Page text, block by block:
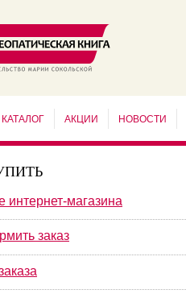
КАТАЛОГ АКЦИИ НОВОСТИ
интернет-магазина
заказ